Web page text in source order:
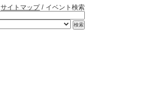
サイトマップ/ イベント検索